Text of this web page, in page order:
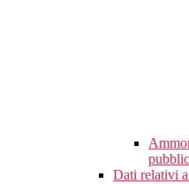
Dati relativi